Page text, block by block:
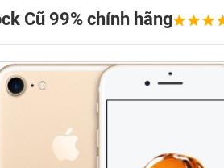
Cũ 99% chính hãng